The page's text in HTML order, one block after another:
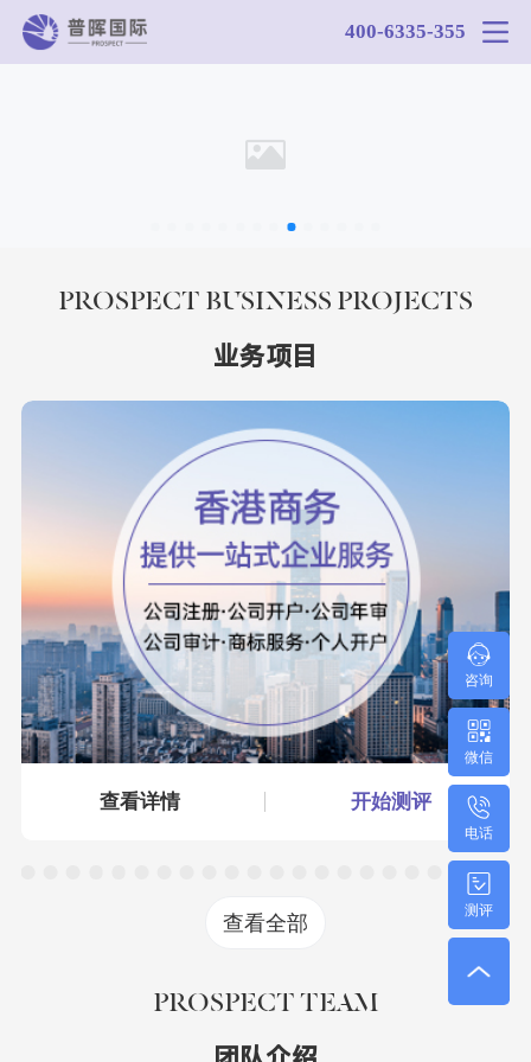
400-6335-355
PROSPECT BUSINESS PROJECTS
业务项目
查看详情 开始测评
查看全部
PROSPECT TEAM
咨询
微信
电话
测评